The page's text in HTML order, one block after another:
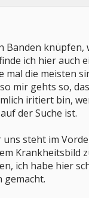
Banden knüpfen,
ich hier auch
mal die meisten
mir gehts so,
iritiert bin,
der Suche ist.
uns steht im
Krankheitsbild
ich habe hier